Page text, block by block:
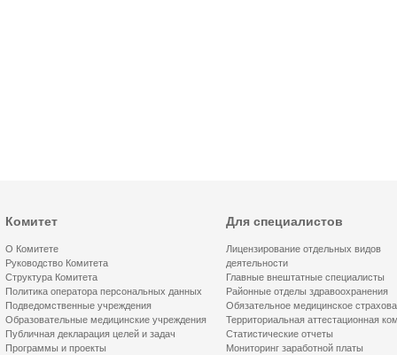
Комитет
О Комитете
Руководство Комитета
Структура Комитета
Политика оператора персональных данных
Подведомственные учреждения
Образовательные медицинские учреждения
Публичная декларация целей и задач
Программы и проекты
Для специалистов
Лицензирование отдельных видов
деятельности
Главные внештатные специалисты
Районные отделы здравоохранения
Обязательное медицинское
Территориальная аттестационная
Статистические отчеты
Мониторинг заработной платы